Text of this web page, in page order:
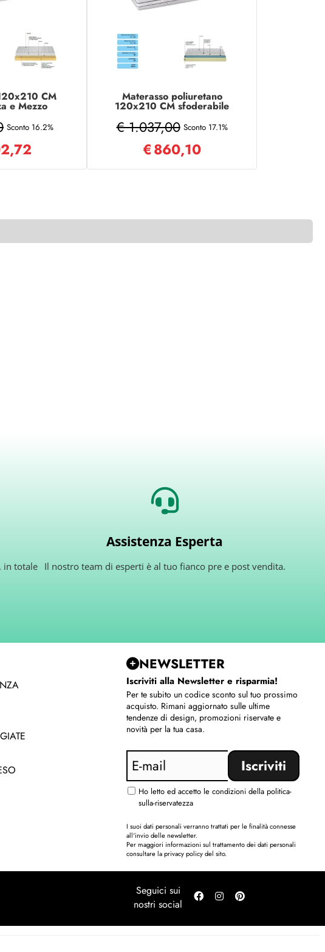
CM
e Mezzo
Sconto 16.2%
Materasso poliuretano
120x210 CM sfoderabile
€ 1.037,00 Sconto 17.1%
€860,10
in totale
Assistenza Esperta
Il nostro team di esperti è al tuo fianco pre e post vendita.
NEWSLETTER
Iscriviti alla Newsletter e risparmia!
Per te subito un codice sconto sul tuo prossimo
acquisto. Rimani aggiornato sulle ultime
tendenze di design, promozioni riservate e
novità per la tua casa.
Ho letto ed accetto le condizioni della politica-
sulla-riservatezza
I suoi dati personali verranno trattati per le finalità connesse
all'invio delle newsletter.
Per maggiori informazioni sul trattamento dei dati personali
consultare la privacy policy del sito.